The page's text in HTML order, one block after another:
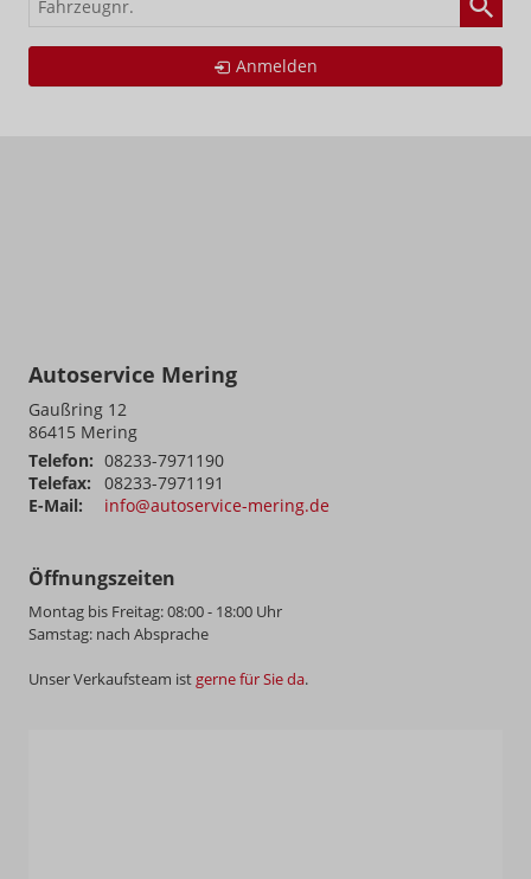
Anmelden
Autoservice Mering
Gaußring 12
86415 Mering
Telefon: 08233-7971190
Telefax:
08233-7971191
E-Mail:
info@autoservice-mering.de
Öffnungszeiten
Montag bis Freitag: 08:00 - 18:00 Uhr
Samstag: nach Absprache
Unser Verkaufsteam ist gerne für Sie da.